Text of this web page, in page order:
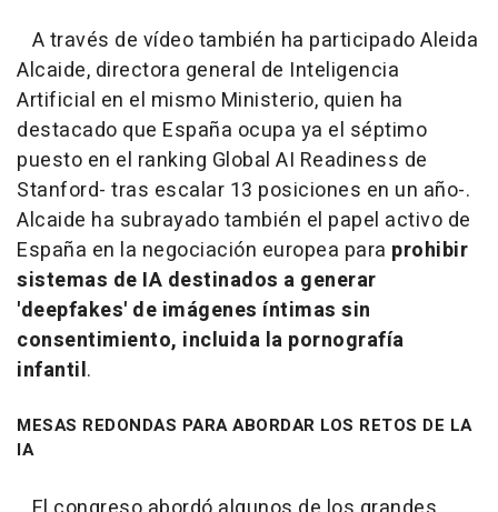
A través de vídeo también ha participado Aleida
Alcaide, directora general de Inteligencia
Artificial en el mismo Ministerio, quien ha
destacado que España ocupa ya el séptimo
puesto en el ranking Global AI Readiness de
Stanford- tras escalar 13 posiciones en un año-.
Alcaide ha subrayado también el papel activo de
España en la negociación europea para prohibir
sistemas de IA destinados a generar
'deepfakes' de imágenes íntimas sin
consentimiento, incluida la pornografía
infantil.
MESAS REDONDAS PARA ABORDAR LOS RETOS DE LA
IA